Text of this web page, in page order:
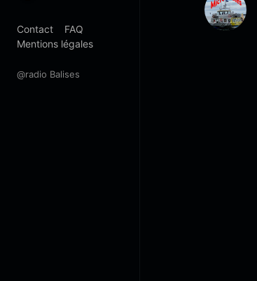
Contact
FAQ
Mentions légales
@radio Balises